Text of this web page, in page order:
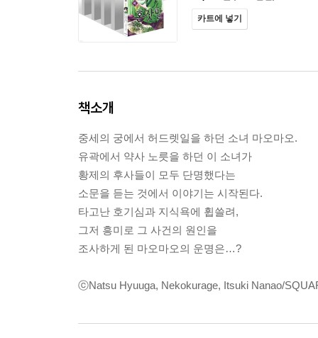
카트에 넣기
책소개
중세의 궁에서 허드렛일을 하던 소녀 마오마오.
유곽에서 약사 노릇을 하던 이 소녀가
황제의 후사들이 모두 단명했다는
소문을 듣는 것에서 이야기는 시작된다.
타고난 호기심과 지식욕에 휩쓸려,
그저 흥미로 그 사건의 원인을
조사하게 된 마오마오의 운명은…?
ⓒNatsu Hyuuga, Nekokurage, Itsuki Nanao/